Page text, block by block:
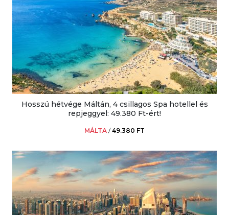
Hosszú hétvége Máltán, 4 csillagos Spa hotellel és
repjeggyel: 49.380 Ft-ért!
MÁLTA /49.380 FT